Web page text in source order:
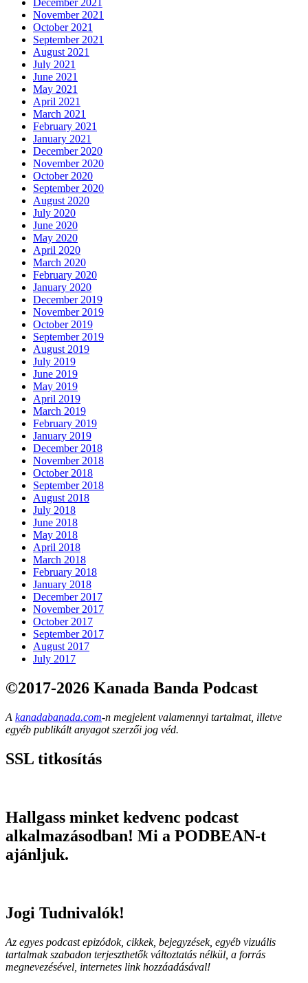
December 2021
November 2021
October 2021
September 2021
August 2021
July 2021
June 2021
May 2021
April 2021
March 2021
February 2021
January 2021
December 2020
November 2020
October 2020
September 2020
August 2020
July 2020
June 2020
May 2020
April 2020
March 2020
February 2020
January 2020
December 2019
November 2019
October 2019
September 2019
August 2019
July 2019
June 2019
May 2019
April 2019
March 2019
February 2019
January 2019
December 2018
November 2018
October 2018
September 2018
August 2018
July 2018
June 2018
May 2018
April 2018
March 2018
February 2018
January 2018
December 2017
November 2017
October 2017
September 2017
August 2017
July 2017
©2017-2026 Kanada Banda Podcast
A kanadabanada.com-n megjelent valamennyi tartalmat, illetve
egyéb publikált anyagot szerzői jog véd.
SSL titkosítás
Hallgass minket kedvenc podcast
alkalmazásodban! Mi a PODBEAN-t
ajánljuk.
Jogi Tudnivalók!
Az egyes podcast epizódok, cikkek, bejegyzések, egyéb vizuális
tartalmak szabadon terjeszthetők változtatás nélkül, a forrás
megnevezésével, internetes link hozzáadásával!